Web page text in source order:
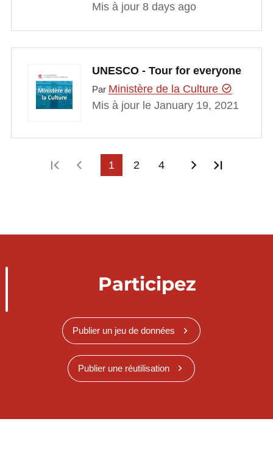
Mis à jour 8 days ago
UNESCO - Tour for everyone
Par Ministère de la Culture
Mis à jour le January 19, 2021
Première page
Page précédente
1 2 4 Page
Participez
Publier un jeu de données
Publier une réutilisation